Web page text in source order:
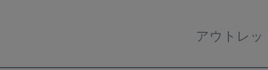
アウトレッ